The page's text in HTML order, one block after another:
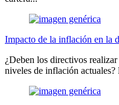
Impacto de la inflación en la
¿Deben los directivos
niveles de inflación actuales?